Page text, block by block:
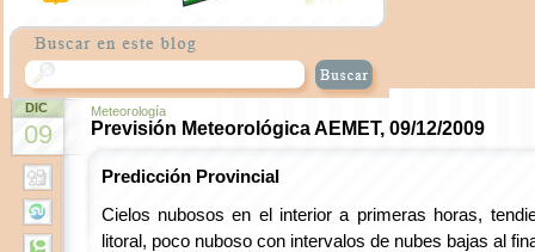
DIC
09
Meteorología
Previsión Meteorológica AEMET, 09/12/2009
Predicción Provincial
Cielos nubosos en el interior a primeras horas,
litoral, poco nuboso con intervalos de nubes bajas al